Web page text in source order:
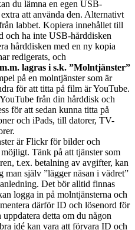
du lämna en egen USB-
att använda den. Alternativt
labbet. Kopiera innehållet till
och ha inte USB-hårddisken
hårddisken med en ny kopia
redigerats, och
lagras i s.k. ”Molntjänster”
på en molntjänster som är
för att titta på film är YouTube.
från din hårddisk och
för att sedan kunna titta på
och iPads, till datorer, TV-
är Flickr för bilder och
Tänk på att tjänster som
t.ex. betalning av avgifter, kan
man själv ”lägger näsan i vädret”
Det bör alltid finnas
logga in på molntjänsterna och
därför ID och lösenord för
detta om du någon
idé kan vara att förvara ID och